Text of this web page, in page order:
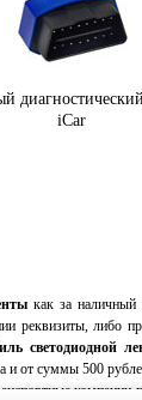
iCar
как за наличный
реквизиты, либо
светодиодной
и от суммы 500
компании